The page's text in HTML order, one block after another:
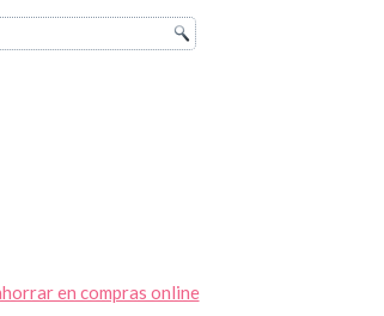
en compras online